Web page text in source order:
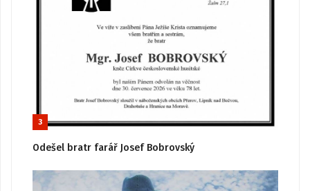
3
Odešel bratr farář Josef Bobrovský